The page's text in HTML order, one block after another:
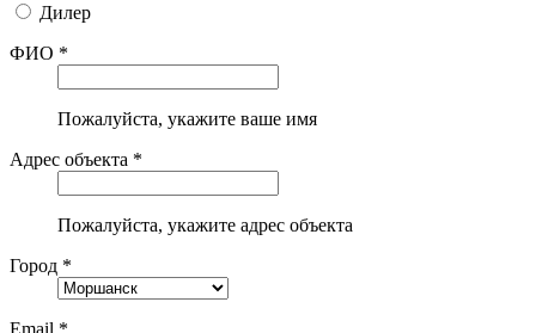
Дилер
ФИО *
Пожалуйста, укажите ваше имя
Адрес объекта *
Пожалуйста, укажите адрес объекта
Город *
Email *